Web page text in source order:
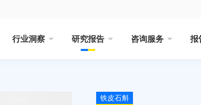
行业洞察 研究报告 咨询服务 报
铁皮石斛